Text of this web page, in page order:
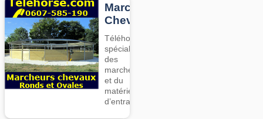
Marcheurs
Chevaux
Téléhorse,
spécialiste
des
marcheurs
et du
matériel
d’entrainement